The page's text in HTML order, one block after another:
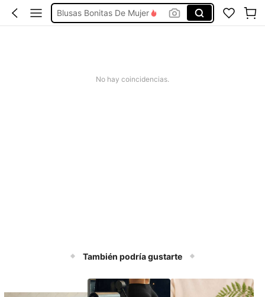
Blusas Bonitas De Mujer
No hay coincidencias.
También podría gustarte